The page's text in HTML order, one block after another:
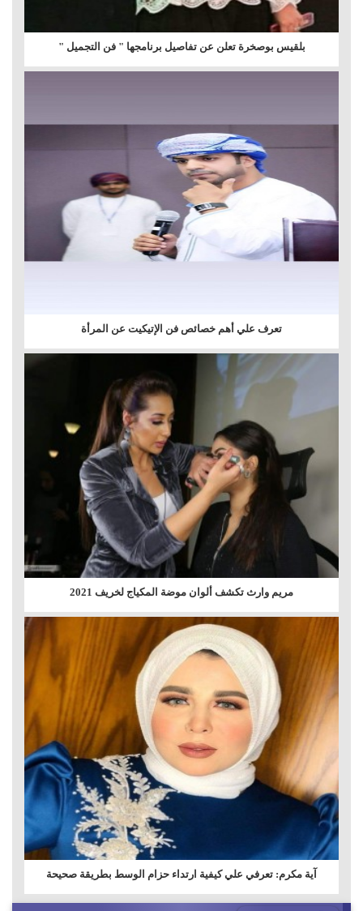
بلقيس بوصخرة تعلن عن تفاصيل برنامجها " فن التجميل "
تعرف علي أهم خصائص فن الإتيكيت عن المرأة
مريم وارث تكشف ألوان موضة المكياج لخريف 2021
آية مكرم: تعرفي علي كيفية ارتداء حزام الوسط بطريقة صحيحة